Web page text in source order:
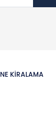
KIRALAMA